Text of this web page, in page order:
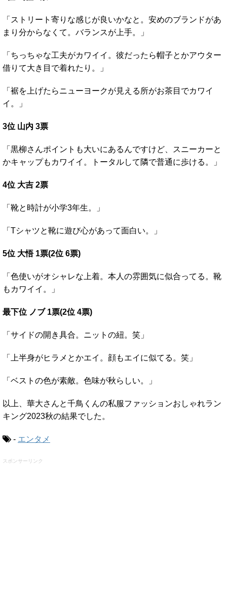
「ストリート寄りな感じが良いかなと。安めのブランドがあ
まり分からなくて。バランスが上手。」
「ちっちゃな工夫がカワイイ。彼だったら帽子とかアウター
借りて大き目で着れたり。」
「裾を上げたらニューヨークが見える所がお茶目でカワイ
イ。」
3位 山内 3票
「黒柳さんポイントも大いにあるんですけど、スニーカーと
かキャップもカワイイ。トータルして隣で普通に歩ける。」
4位 大吉 2票
「靴と時計が小学3年生。」
「Tシャツと靴に遊び心があって面白い。」
5位 大悟 1票(2位 6票)
「色使いがオシャレな上着。本人の雰囲気に似合ってる。靴
もカワイイ。」
最下位 ノブ 1票(2位 4票)
「サイドの開き具合。ニットの紐。笑」
「上半身がヒラメとかエイ。顔もエイに似てる。笑」
「ベストの色が素敵。色味が秋らしい。」
以上、華大さんと千鳥くんの私服ファッションおしゃれラン
キング2023秋の結果でした。
- エンタメ
スポンサーリンク